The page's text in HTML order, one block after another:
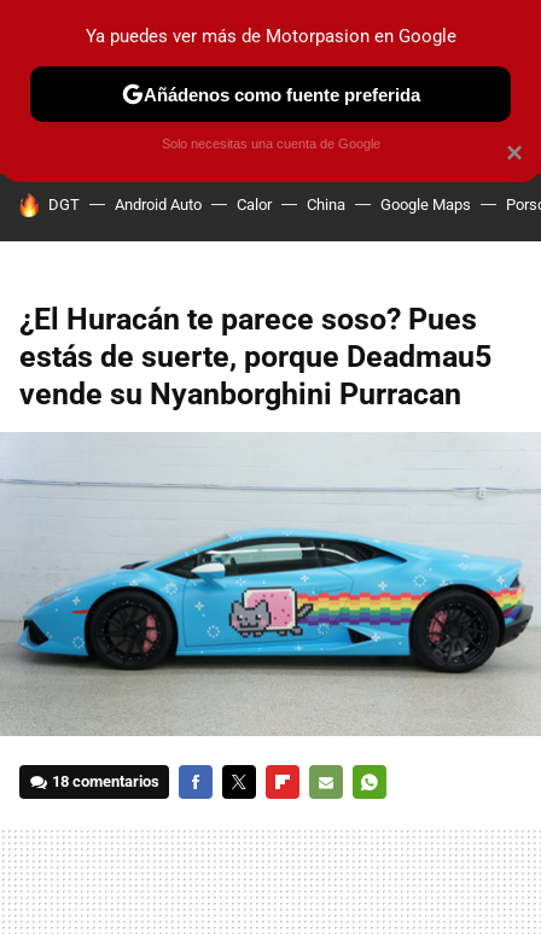
PRUEBAS COCHES ELÉCTRICOS OBSERVATORIO
HOY SE HABLA DE
DGT Android Auto Calor China Google Maps
¿El Huracán te parece soso? Pues
estás de suerte, porque Deadmau5
vende su Nyanborghini Purracan
18 comentarios
MAIL
×
Ya puedes ver más de Motorpasion en Google
Añádenos como fuente preferida
Solo necesitas una cuenta de Google